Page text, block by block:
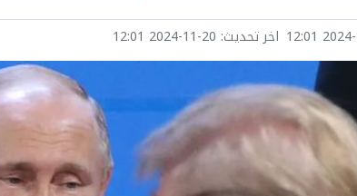
2024- اخر تحديث: 2024-11-20 12:01